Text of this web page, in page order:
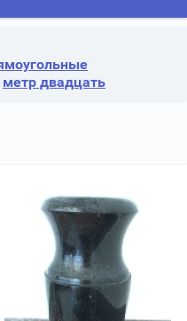
метр двадцать